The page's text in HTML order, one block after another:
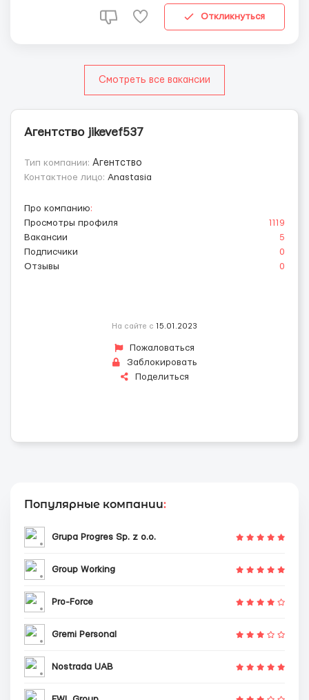
от 18 до 60 лет Открываем виз...
Откликнуться
Смотреть все вакансии
Агентство jikevef537
Тип компании: Агентство
Контактное лицо: Anastasia
Про компанию:
Просмотры профиля
1119
Вакансии
5
Подписчики
0
Отзывы
0
На сайте с 15.01.2023
Пожаловаться
Заблокировать
Поделиться
Популярные компании:
Grupa Progres Sp. z o.o.
Group Working
Pro-Force
Gremi Personal
Nostrada UAB